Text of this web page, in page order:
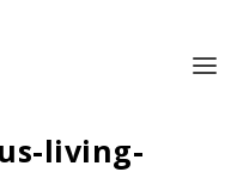
living-